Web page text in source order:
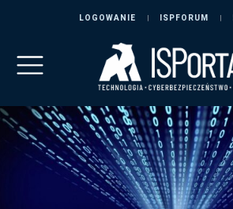
LOGOWANIE ISPFORUM